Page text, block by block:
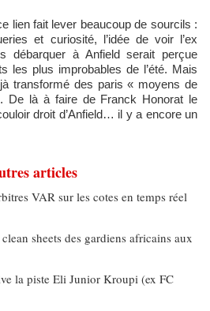
lien fait lever beaucoup de sourcils :
et curiosité, l’idée de voir l’ex
débarquer à Anfield serait perçue
les plus improbables de l’été. Mais
transformé des paris « moyens de
De là à faire de Franck Honorat le
droit d’Anfield… il y a encore un
articles
VAR sur les cotes en temps réel
sheets des gardiens africains aux
la piste Eli Junior Kroupi (ex FC